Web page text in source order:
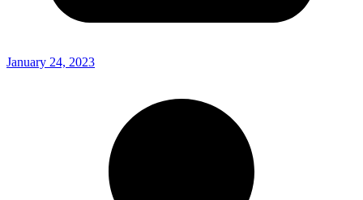
January 24, 2023